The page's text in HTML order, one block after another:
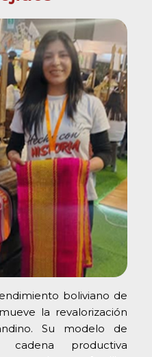
boliviano de
la revalorización
Su modelo de
productiva